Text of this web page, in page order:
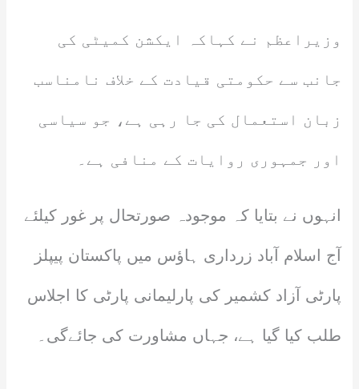
وزیراعظم نے کہاکہ ایکشن کمیٹی کی
جانب سے حکومتی قیادت کے خلاف نامناسب
زبان استعمال کی جا رہی ہے، جو سیاسی
اور جمہوری روایات کے منافی ہے۔
انہوں نے بتایا کہ موجودہ صورتحال پر غور کیلئے
آج اسلام آباد زرداری ہاؤس میں پاکستان پیپلز
پارٹی آزاد کشمیر کی پارلیمانی پارٹی کا اجلاس
طلب کیا گیا ہے، جہاں مشاورت کی جائےگی۔